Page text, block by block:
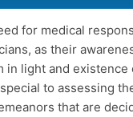
for medical
as their
in light and
to assessing
that are